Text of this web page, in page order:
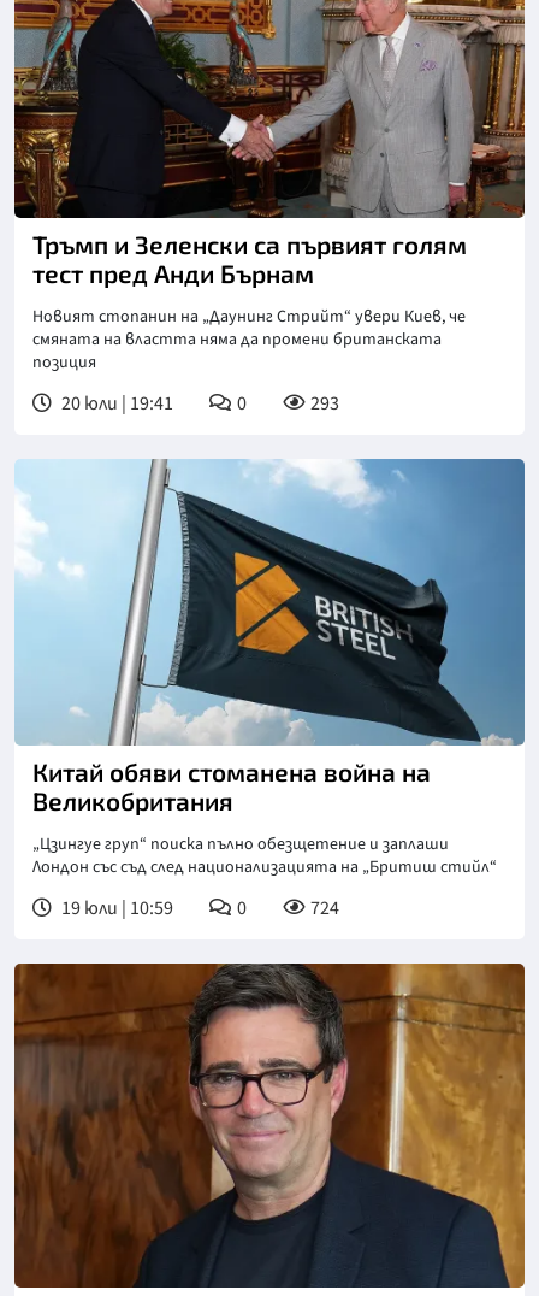
Тръмп и Зеленски са първият голям
тест пред Анди Бърнам
Новият стопанин на „Даунинг Стрийт“ увери Киев, че
смяната на властта няма да промени британската
позиция
20 юли | 19:41 0 293
Китай обяви стоманена война на
Великобритания
„Цзингуе груп“ поиска пълно обезщетение и заплаши
Лондон със съд след национализацията на „Бритиш стийл“
19 юли | 10:59 0 724
Снимка: Университет на Ливърпул